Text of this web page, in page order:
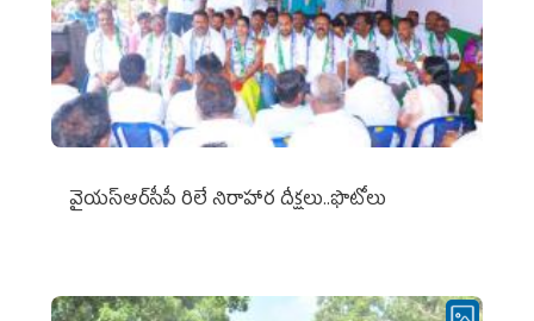
వైయ‌స్ఆర్‌సీపీ రిలే నిరాహార దీక్షలు..ఫొటోలు